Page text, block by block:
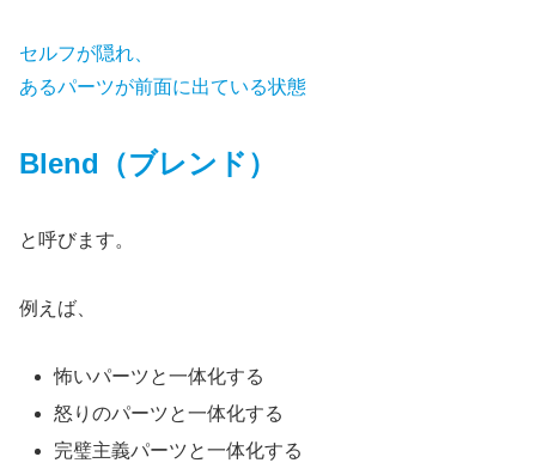
セルフが隠れ、
あるパーツが前面に出ている状態
Blend（ブレンド）
と呼びます。
例えば、
怖いパーツと一体化する
怒りのパーツと一体化する
完璧主義パーツと一体化する